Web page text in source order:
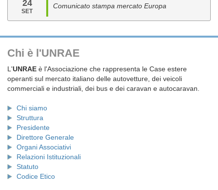
24
SET
Comunicato stampa mercato Europa
Chi è l'UNRAE
L'UNRAE è l'Associazione che rappresenta le Case estere
operanti sul mercato italiano delle autovetture, dei veicoli
commerciali e industriali, dei bus e dei caravan e autocaravan.
Chi siamo
Struttura
Presidente
Direttore Generale
Organi Associativi
Relazioni Istituzionali
Statuto
Codice Etico